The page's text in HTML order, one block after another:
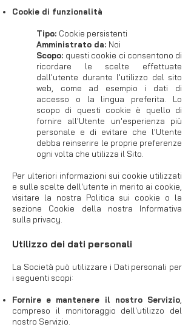
Cookie di funzionalità
Tipo: Cookie persistenti
Amministrato da: Noi
Scopo: questi cookie ci consentono di
ricordare le scelte effettuate
dall'utente durante l'utilizzo del sito
web, come ad esempio i dati di
accesso o la lingua preferita. Lo
scopo di questi cookie è quello di
fornire all'Utente un'esperienza più
personale e di evitare che l'Utente
debba reinserire le proprie preferenze
ogni volta che utilizza il Sito.
Per ulteriori informazioni sui cookie utilizzati
e sulle scelte dell'utente in merito ai cookie,
visitare la nostra Politica sui cookie o la
sezione Cookie della nostra Informativa
sulla privacy.
Utilizzo dei dati personali
La Società può utilizzare i Dati personali per
i seguenti scopi:
Fornire e mantenere il nostro Servizio
compreso il monitoraggio dell'utilizzo del
nostro Servizio.